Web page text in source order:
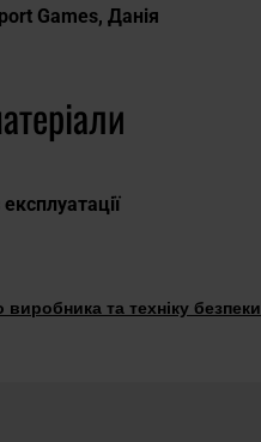
Games, Данія
виробника та техніку безпеки